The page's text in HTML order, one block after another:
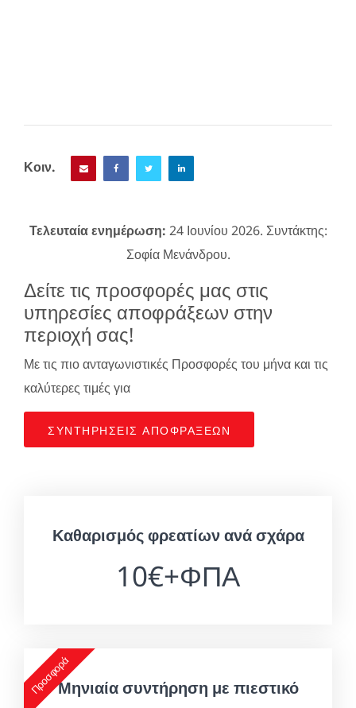
Κοιν.
Τελευταία ενημέρωση: 24 Ιουνίου 2026. Συντάκτης:
Σοφία Μενάνδρου.
Δείτε τις προσφορές μας στις
υπηρεσίες αποφράξεων στην
περιοχή σας!
Με τις πιο ανταγωνιστικές Προσφορές του μήνα και τις
καλύτερες τιμές για
ΣΥΝΤΗΡΉΣΕΙΣ ΑΠΟΦΡΆΞΕΩΝ
Καθαρισμός φρεατίων ανά σχάρα
10€+ΦΠΑ
ΠροσφοράΜηνιαία συντήρηση με πιεστικό